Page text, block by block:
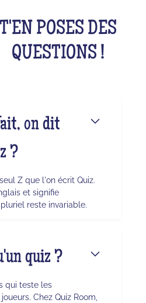
T'EN POSES DES
QUESTIONS !
on dit
?
Z que l'on écrit Quiz.
et signifie
reste invariable.
quiz ?
qui teste les
Chez Quiz Room,